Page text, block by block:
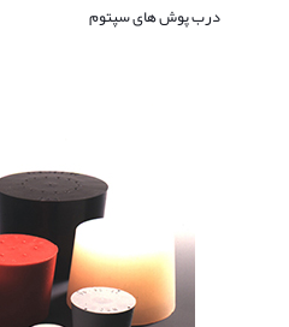
درب پوش های سپتوم